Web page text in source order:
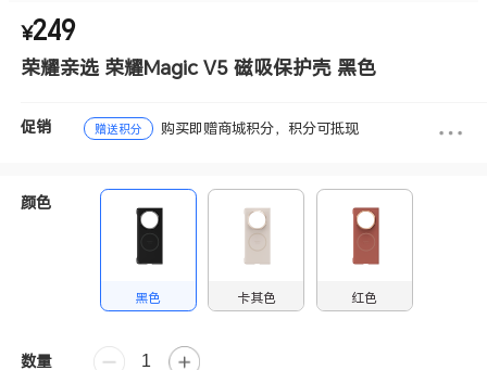
¥249
荣耀亲选 荣耀Magic V5 磁吸保护壳 黑色
促销 赠送积分 购买即赠商城积分，积分可抵现
颜色
黑色 卡其色 红色
数量